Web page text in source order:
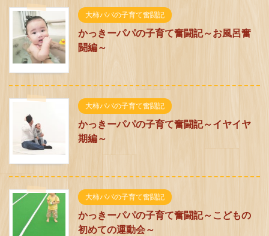
大柿パパの子育て奮闘記
かっきーパパの子育て奮闘記～お風呂奮
闘編～
大柿パパの子育て奮闘記
かっきーパパの子育て奮闘記～イヤイヤ
期編～
大柿パパの子育て奮闘記
かっきーパパの子育て奮闘記～こどもの
初めての運動会～